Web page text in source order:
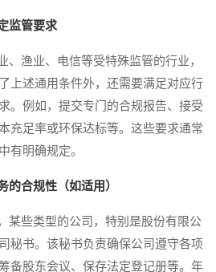
监管要求
渔业、电信等受特殊监管的行业，
上述通用条件外，还需要满足对应行
。例如，提交专门的合规报告、接受
充足率或环保达标等。这些要求通常
有明确规定。
的合规性（如适用）
些类型的公司，特别是股份有限公
秘书。该秘书负责确保公司遵守各项
备股东会议、保存法定登记册等。年